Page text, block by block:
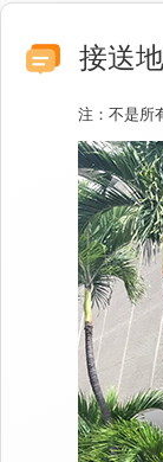
接送
注：不是所